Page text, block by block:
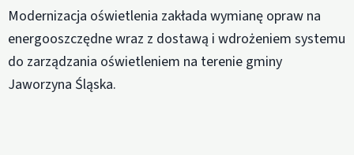
Modernizacja oświetlenia zakłada wymianę opraw na
energooszczędne wraz z dostawą i wdrożeniem systemu
do zarządzania oświetleniem na terenie gminy
Jaworzyna Śląska.